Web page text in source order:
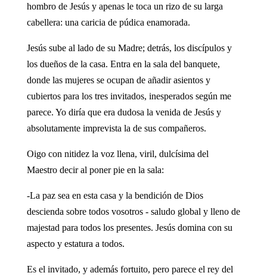
hombro de Jesús y apenas le toca un rizo de su larga
cabellera: una caricia de púdica enamorada.
Jesús sube al lado de su Madre; detrás, los discípulos y
los dueños de la casa. Entra en la sala del banquete,
donde las mujeres se ocupan de añadir asientos y
cubiertos para los tres invitados, inesperados según me
parece. Yo diría que era dudosa la venida de Jesús y
absolutamente imprevista la de sus compañeros.
Oigo con nitidez la voz llena, viril, dulcísima del
Maestro decir al poner pie en la sala:
-La paz sea en esta casa y la bendición de Dios
descienda sobre todos vosotros - saludo global y lleno de
majestad para todos los presentes. Jesús domina con su
aspecto y estatura a todos.
Es el invitado, y además fortuito, pero parece el rey del